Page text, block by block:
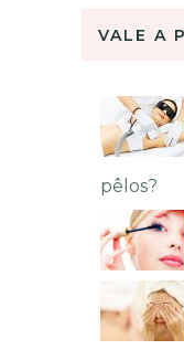
VALE A
pêlos?